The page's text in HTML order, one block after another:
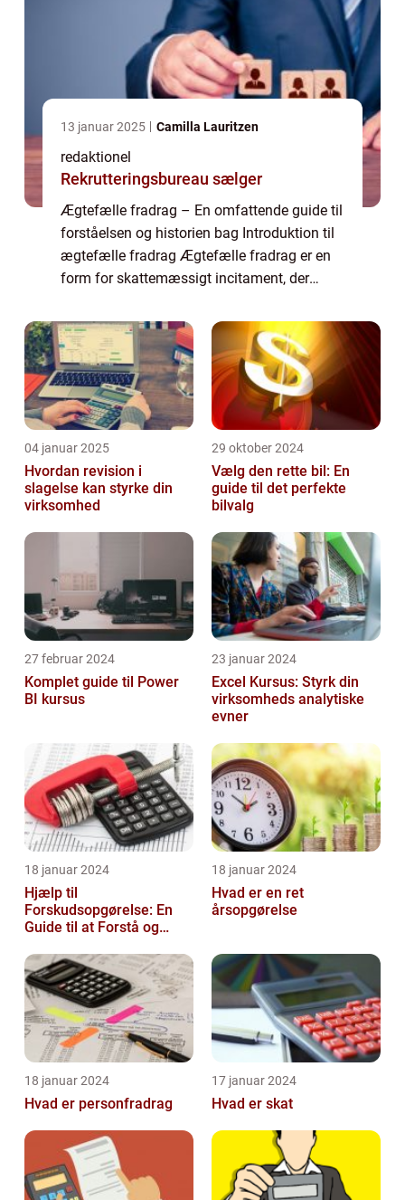
13 januar 2025 Camilla Lauritzen
redaktionel
Rekrutteringsbureau sælger
Ægtefælle fradrag – En omfattende guide til
forståelsen og historien bag Introduktion til
ægtefælle fradrag Ægtefælle fradrag er en
form for skattemæssigt incitament, der
og betingelser. Dette fra...
04 januar 2025
Hvordan revision i
slagelse kan styrke din
virksomhed
29 oktober 2024
Vælg den rette bil: En
guide til det perfekte
bilvalg
27 februar 2024
Komplet guide til Power
BI kursus
23 januar 2024
Excel Kursus: Styrk din
virksomheds analytiske
evner
18 januar 2024
Hjælp til
Forskudsopgørelse: En
Guide til at Forstå og
18 januar 2024
Hvad er en ret
årsopgørelse
18 januar 2024
Hvad er personfradrag
17 januar 2024
Hvad er skat